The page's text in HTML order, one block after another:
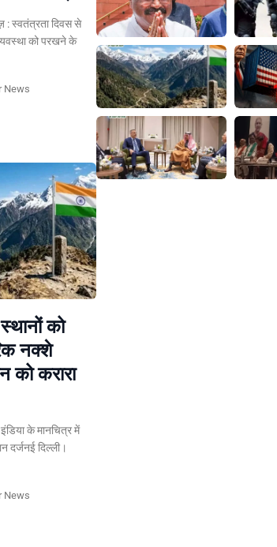
: स्वतंत्रता दिवस से
व्यवस्था को परखने के
News
को
नक्शे
को करारा
के मानचित्र में
दर्जनई दिल्ली।
News